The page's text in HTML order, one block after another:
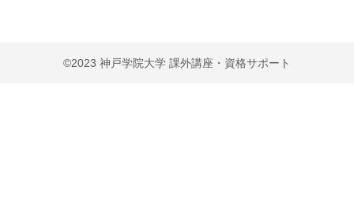
©2023 神戸学院大学 課外講座・資格サポート